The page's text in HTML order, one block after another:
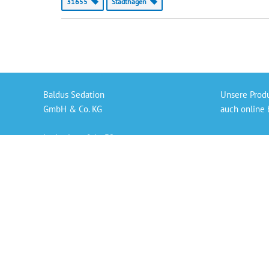
Baldus Sedation
GmbH & Co. KG
In der Langfuhr 32
Unsere
auch online